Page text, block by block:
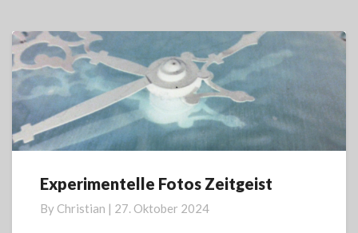
Experimentelle
Zeitgeist
Experimentelle Fotos Zeitgeist
By Christian | 27. Oktober 2024